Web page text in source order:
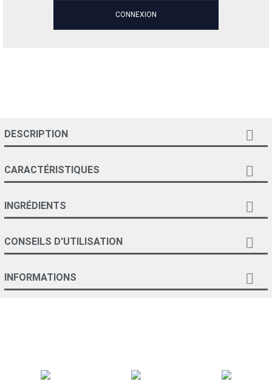
CONNEXION
DESCRIPTION 
CARACTÉRISTIQUES 
INGRÉDIENTS 
CONSEILS D'UTILISATION 
INFORMATIONS 